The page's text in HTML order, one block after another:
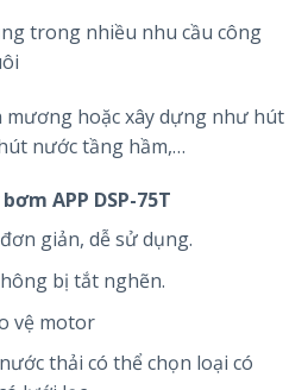
trong nhiều nhu cầu công
mương hoặc xây dựng như hút
nước tầng hầm,…
APP DSP-75T
giản, dễ sử dụng.
bị tắt nghẽn.
vệ motor
thải có thể chọn loại có